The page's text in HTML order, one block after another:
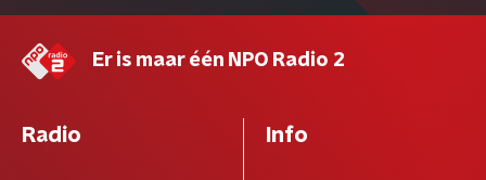
Er is maar één NPO Radio 2
Radio Info